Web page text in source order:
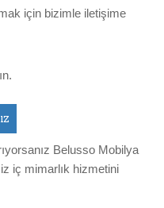
için bizimle iletişime
Belusso Mobilya
iç mimarlık hizmetini